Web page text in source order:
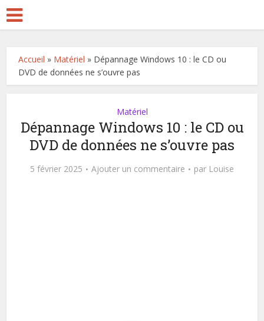
Accueil » Matériel » Dépannage Windows 10 : le CD ou
DVD de données ne s’ouvre pas
Matériel
Dépannage Windows 10 : le CD ou
DVD de données ne s’ouvre pas
5 février 2025 Ajouter un commentaire par Louise